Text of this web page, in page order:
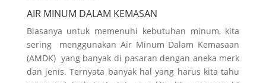
AIR MINUM DALAM KEMASAN
Biasanya untuk memenuhi kebutuhan minum, kita
sering menggunakan Air Minum Dalam Kemasaan
(AMDK) yang banyak di pasaran dengan aneka merk
dan jenis. Ternyata banyak hal yang harus kita tahu